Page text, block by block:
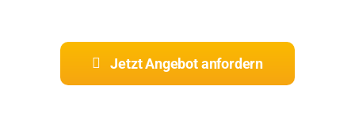
Jetzt Angebot anfordern